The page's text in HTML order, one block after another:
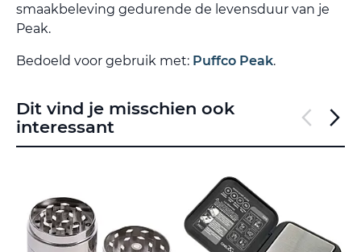
smaakbeleving gedurende de levensduur van je
Peak.
Bedoeld voor gebruik met: Puffco Peak.
Dit vind je misschien ook
interessant